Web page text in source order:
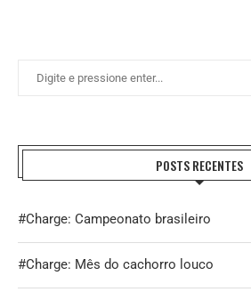
POSTS RECENTES
#Charge: Campeonato brasileiro
#Charge: Mês do cachorro louco